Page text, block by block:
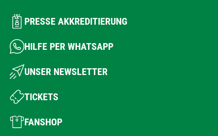
PRESSE AKKREDITIERUNG
HILFE PER WHATSAPP
UNSER NEWSLETTER
TICKETS
FANSHOP